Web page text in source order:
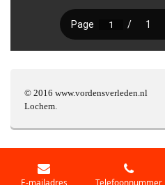
© 2016
Lochem.
E-mailadres Telefoonnummer